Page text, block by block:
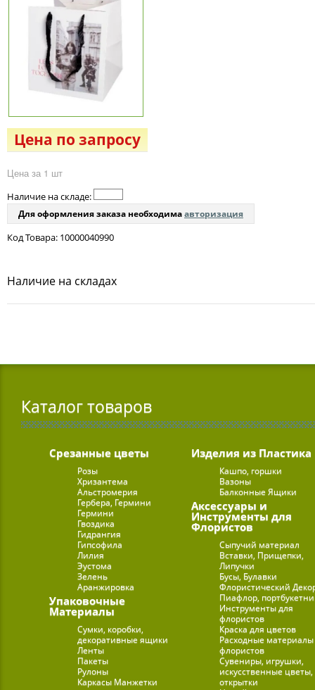
Цена по запросу
Цена за 1 шт
Наличие на складе:
Для оформления заказа необходимаавторизация
Код Товара: 10000040990
Наличие на складах
Каталог товаров
Срезанные цветы
Розы
Хризантема
Альстромерия
Гербера, Гермини
Гермини
Гвоздика
Гидрангия
Гипсофила
Лилия
Эустома
Зелень
Аранжировка
Упаковочные
Материалы
Сумки, коробки,
декоративные ящики
Ленты
Пакеты
Рулоны
Каркасы Манжетки
Изделия из Пластика
Кашпо, горшки
Вазоны
Балконные Ящики
Аксессуары и
Инструменты для
Флористов
Сыпучий материал
Вставки, Прищепки,
Липучки
Бусы, Булавки
Флористический
Пиафлор,
Инструменты для
флористов
Краска для цветов
Расходные
флористов
Сувениры, игрушки,
искусственные цветы,
открытки